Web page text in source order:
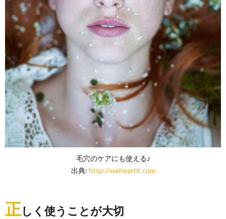
毛穴のケアにも使える♪
出典: http://weheartit.com
正しく使うことが大切